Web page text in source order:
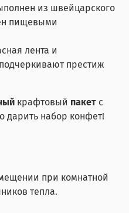
из швейцарского
пищевыми
лента и
престиж
крафтовый пакет с
дарить набор конфет!
при комнатной
тепла.